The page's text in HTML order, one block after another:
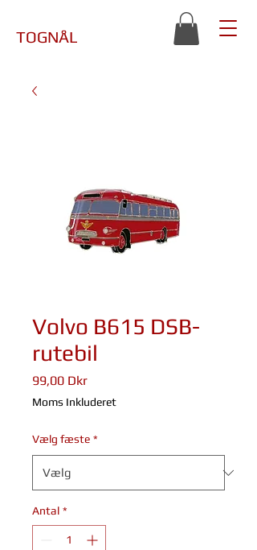
TOGNÅL
Volvo B615 DSB-
rutebil
99,00 DkrPris
Moms Inkluderet
Vælg fæste *
Antal *